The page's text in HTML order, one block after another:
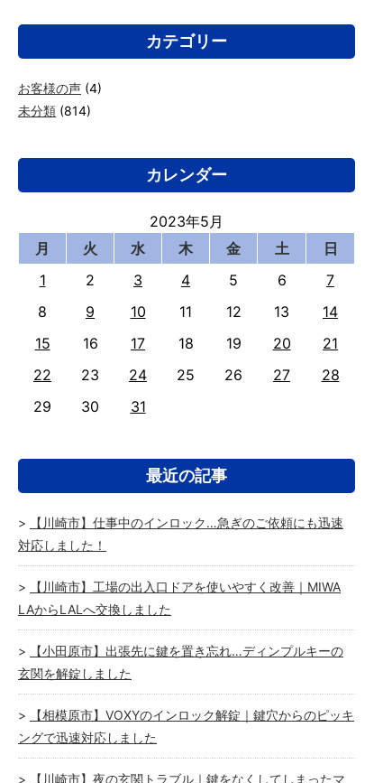
カテゴリー
お客様の声 (4)
未分類 (814)
カレンダー
2023年5月
月
火 水 木 金 土
日
1
2 3 4 5 6
7
8
9 10 11 12 13
14
15
16 17 18 19 20
21
22
23 24 25 26 27
28
29
30 31
最近の記事
【川崎市】仕事中のインロック…急ぎのご依頼にも迅速
対応しました！
【川崎市】工場の出入口ドアを使いやすく改善｜MIWA
LAからLALへ交換しました
【小田原市】出張先に鍵を置き忘れ…ディンプルキーの
玄関を解錠しました
【相模原市】VOXYのインロック解錠｜鍵穴からのピッキ
ングで迅速対応しました
【川崎市】夜の玄関トラブル｜鍵をなくしてしまったマ